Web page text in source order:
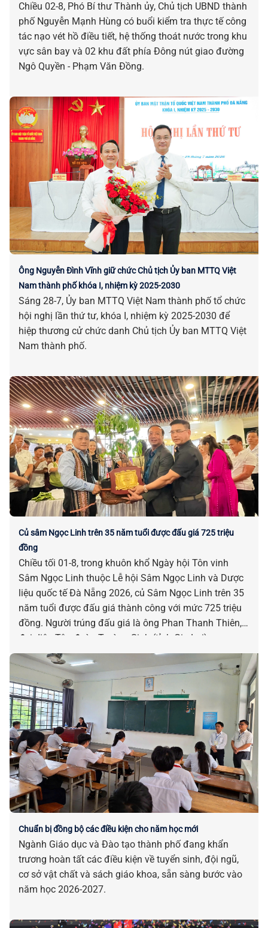
Chiều 02-8, Phó Bí thư Thành ủy, Chủ tịch UBND thành
phố Nguyễn Mạnh Hùng có buổi kiểm tra thực tế công
tác nạo vét hồ điều tiết, hệ thống thoát nước trong khu
vực sân bay và 02 khu đất phía Đông nút giao đường
Ngô Quyền - Phạm Văn Đồng.
Ông Nguyễn Đình Vĩnh giữ chức Chủ tịch Ủy ban MTTQ Việt
Nam thành phố khóa I, nhiệm kỳ 2025-2030
Sáng 28-7, Ủy ban MTTQ Việt Nam thành phố tổ chức
hội nghị lần thứ tư, khóa I, nhiệm kỳ 2025-2030 để
hiệp thương cử chức danh Chủ tịch Ủy ban MTTQ Việt
Nam thành phố.
Củ sâm Ngọc Linh trên 35 năm tuổi được đấu giá 725 triệu
đồng
Chiều tối 01-8, trong khuôn khổ Ngày hội Tôn vinh
Sâm Ngọc Linh thuộc Lễ hội Sâm Ngọc Linh và Dược
liệu quốc tế Đà Nẵng 2026, củ Sâm Ngọc Linh trên 35
năm tuổi được đấu giá thành công với mức 725 triệu
đồng. Người trúng đấu giá là ông Phan Thanh Thiên,
đại diện Tập đoàn Trường Sinh (tỉnh Gia Lai).
Chuẩn bị đồng bộ các điều kiện cho năm học mới
Ngành Giáo dục và Đào tạo thành phố đang khẩn
trương hoàn tất các điều kiện về tuyển sinh, đội ngũ,
cơ sở vật chất và sách giáo khoa, sẵn sàng bước vào
năm học 2026-2027.